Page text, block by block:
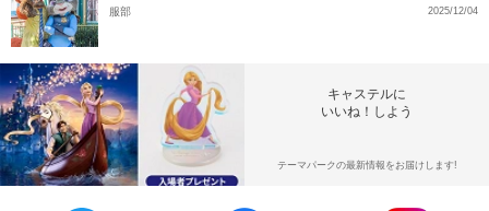
2025/12/04
服部
キャステルに
いいね！しよう
テーマパークの最新情報をお届けします!